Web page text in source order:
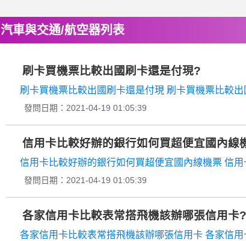
汽車與交通/航空器列表
刷卡買機票比較出國刷卡還是付現?
刷卡買機票比較出國刷卡還是付現 刷卡買機票比較
發問日期：2021-04-19 01:05:39
信用卡比較好辦的銀行如何買超便宜國內線
信用卡比較好辦的銀行如何買超便宜國內線機票 信
發問日期：2021-04-19 01:05:39
各家信用卡比較表常搭飛機該辦哪張信用卡?
各家信用卡比較表常搭飛機該辦哪張信用卡 各家信